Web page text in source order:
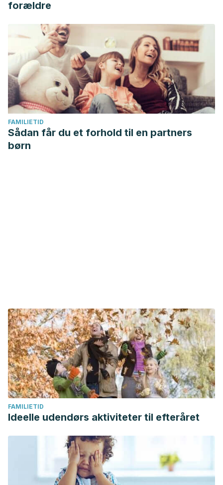
forældre
FAMILIETID
Sådan får du et forhold til en partners
børn
FAMILIETID
Ideelle udendørs aktiviteter til efteråret